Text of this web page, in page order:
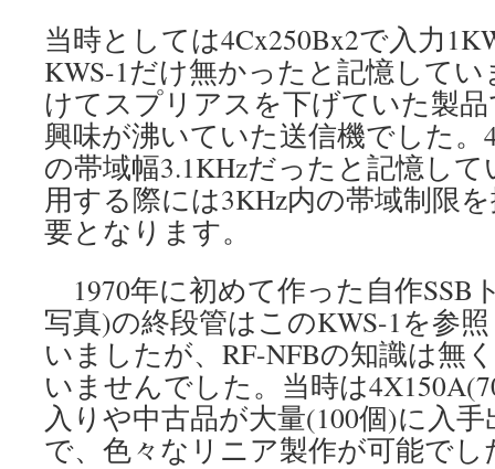
当時としては4Cx250Bx2で入力
KWS-1だけ無かったと記憶してい
けてスプリアスを下げていた製
興味が沸いていた送信機でした。
の帯域幅3.1KHzだったと記憶し
用する際には3KHz内の帯域制限
要となります。
1970年に初めて作った自作SSB
写真)の終段管はこのKWS-1を参
いましたが、RF-NFBの知識は無
いませんでした。当時は
入りや中古品が大量(100個)に入
で、色々なリニア製作が可能でし